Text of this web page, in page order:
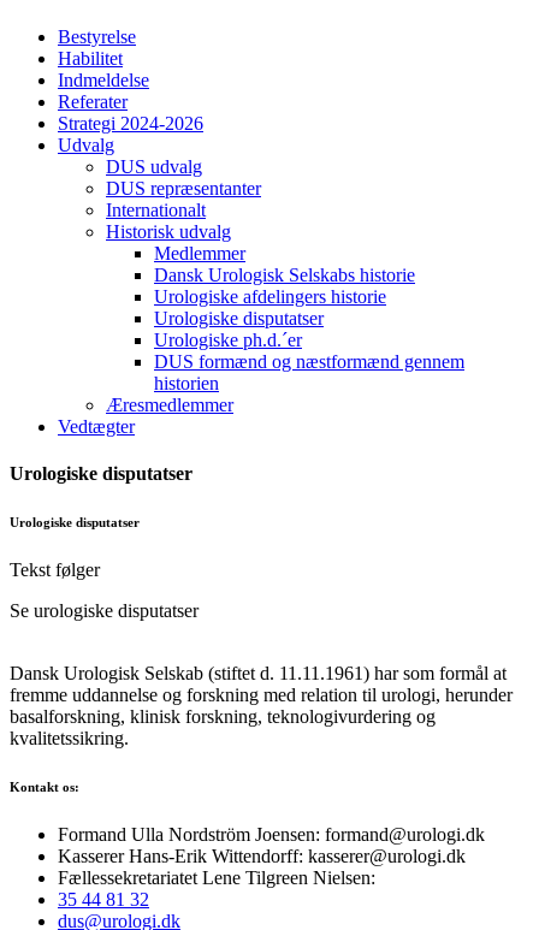
Bestyrelse
Habilitet
Indmeldelse
Referater
Strategi 2024-2026
Udvalg
DUS udvalg
DUS repræsentanter
Internationalt
Historisk udvalg
Medlemmer
Dansk Urologisk Selskabs historie
Urologiske afdelingers historie
Urologiske disputatser
Urologiske ph.d.´er
DUS formænd og næstformænd gennem
historien
Æresmedlemmer
Vedtægter
Urologiske disputatser
Urologiske disputatser
Tekst følger
Se urologiske disputatser
Dansk Urologisk Selskab (stiftet d. 11.11.1961) har som formål at
fremme uddannelse og forskning med relation til urologi, herunder
basalforskning, klinisk forskning, teknologivurdering og
kvalitetssikring.
Kontakt os:
Formand Ulla Nordström Joensen: formand@urologi.dk
Kasserer Hans-Erik Wittendorff: kasserer@urologi.dk
Fællessekretariatet Lene Tilgreen Nielsen:
35 44 81 32
dus@urologi.dk